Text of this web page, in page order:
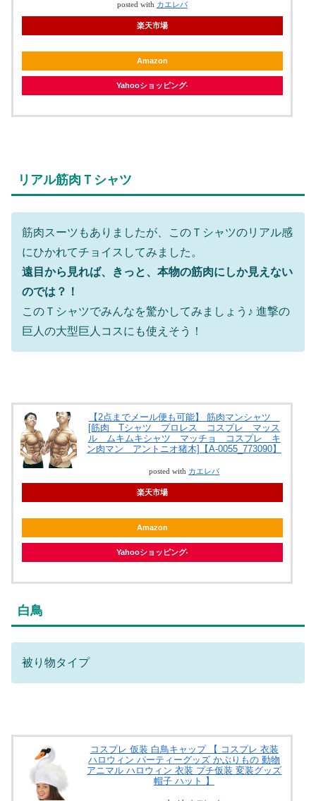
posted with カエレバ
楽天市場
Amazon
Yahooショッピング
リアル筋肉Ｔシャツ
筋肉スーツもありましたが、このＴシャツのリアル感
にひかれてチョイスしてみました。
遠目から見れば、きっと、本物の筋肉にしか見えない
のでは？！
このＴシャツでみんなを驚かしてみましょう♪ 進撃の
巨人の大型巨人コスにも使えそう！
【2点までメール便も可能】 筋肉マンシャツ
[筋肉 Tシャツ プロレス コスプレ マッス
ル ムキムキシャツ マッチョ コスプレ キ
ン肉マン アントニオ猪木]【A-0055_773090】
posted with カエレバ
楽天市場
Amazon
Yahooショッピング
白鳥
被り物タイプ
コスプレ 仮装 白鳥キャップ 【 コスプレ 衣装
ハロウィン パーティーグッズ かぶりもの 動物
アニマル ハロウィン 衣装 プチ仮装 変装グッズ
帽子 ハット 】